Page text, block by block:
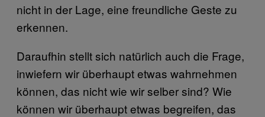
nicht in der Lage, eine freundliche Geste zu
erkennen.
Daraufhin stellt sich natürlich auch die Frage,
inwiefern wir überhaupt etwas wahrnehmen
können, das nicht wie wir selber sind? Wie
können wir überhaupt etwas begreifen, das